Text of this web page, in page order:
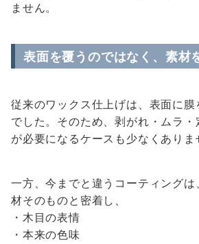
ません。
表面を覆うのではなく、素材
従来のワックス仕上げは、表面に膜
でした。そのため、剥がれ・ムラ・
が必要になるケースも少なくありま
一方、今までと違うコーティング
材そのものと密着し、
・木目の表情
・本来の色味